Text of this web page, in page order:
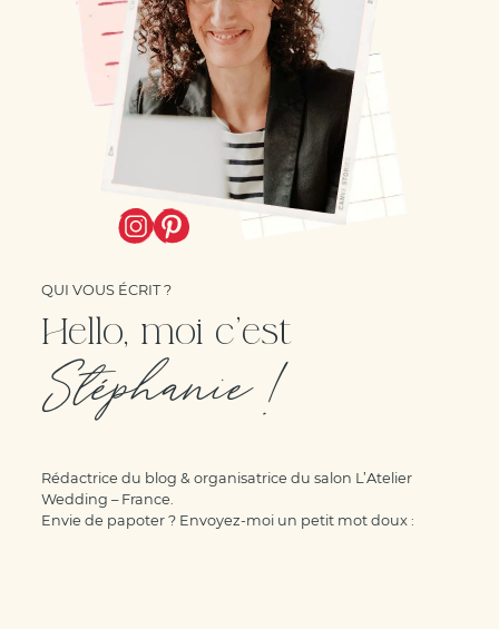
QUI VOUS ÉCRIT ?
Hello, moi c'est
Stéphanie !
Rédactrice du blog & organisatrice du salon L’Atelier
Wedding – France.
Envie de papoter ? Envoyez-moi un petit mot doux :